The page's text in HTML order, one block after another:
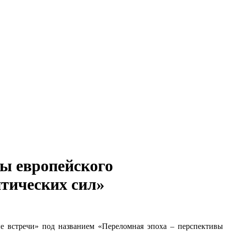
европейского
сил»
под названием «Переломная эпоха – перспективы